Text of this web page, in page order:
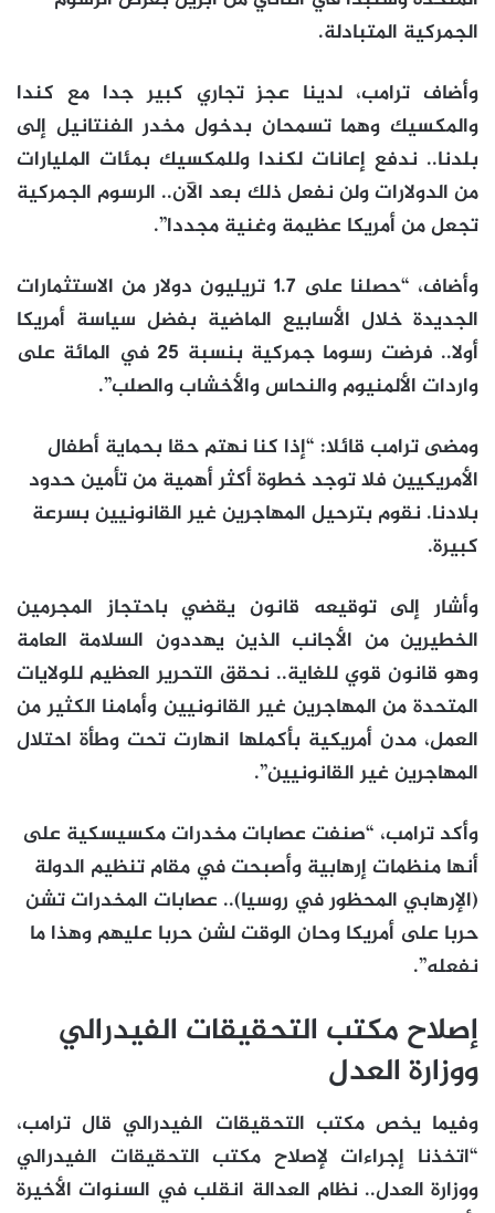
الجمركية المتبادلة.
وأضاف ترامب، لدينا عجز تجاري كبير جدا مع كندا
والمكسيك وهما تسمحان بدخول مخدر الفنتانيل إلى
بلدنا.. ندفع إعانات لكندا وللمكسيك بمئات المليارات
من الدولارات ولن نفعل ذلك بعد الآن.. الرسوم الجمركية
تجعل من أمريكا عظيمة وغنية مجددا”.
وأضاف، “حصلنا على 1.7 تريليون دولار من الاستثمارات
الجديدة خلال الأسابيع الماضية بفضل سياسة أمريكا
أولا.. فرضت رسوما جمركية بنسبة 25 في المائة على
واردات الألمنيوم والنحاس والأخشاب والصلب”.
ومضى ترامب قائلا: “إذا كنا نهتم حقا بحماية أطفال
الأمريكيين فلا توجد خطوة أكثر أهمية من تأمين حدود
بلادنا. نقوم بترحيل المهاجرين غير القانونيين بسرعة
كبيرة.
وأشار إلى توقيعه قانون يقضي باحتجاز المجرمين
الخطيرين من الأجانب الذين يهددون السلامة العامة
وهو قانون قوي للغاية.. نحقق التحرير العظيم للولايات
المتحدة من المهاجرين غير القانونيين وأمامنا الكثير من
العمل، مدن أمريكية بأكملها انهارت تحت وطأة احتلال
المهاجرين غير القانونيين”.
وأكد ترامب، “صنفت عصابات مخدرات مكسيسكية على
أنها منظمات إرهابية وأصبحت في مقام تنظيم الدولة
(الإرهابي المحظور في روسيا).. عصابات المخدرات تشن
حربا على أمريكا وحان الوقت لشن حربا عليهم وهذا ما
نفعله”.
إصلاح مكتب التحقيقات الفيدرالي
ووزارة العدل
وفيما يخص مكتب التحقيقات الفيدرالي قال ترامب،
“اتخذنا إجراءات لإصلاح مكتب التحقيقات الفيدرالي
ووزارة العدل.. نظام العدالة انقلب في السنوات الأخيرة